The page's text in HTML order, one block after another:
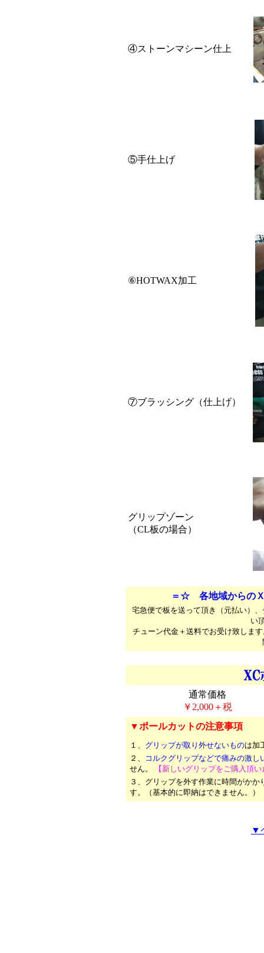
④ストーンマシーン仕上
⑤手仕上げ
⑥HOTWAX加工
⑦ブラッシング（仕上げ）
グリップゾーン
（CL板の場合）
＝☆ 各地域からの
宅急便で板を送って頂き（元払い）
い
チューン代金＋送料でお受け致しま
通常価格
￥2,000＋税
▼ポールカットの注意事項
１、 グリップが取り外せないものは加
２、
コルクグリップなどで痛みの激し
せん。
【新しいグリップをご購入頂
３、グリップを外す作業に時間がかか
す。（基本的に即納はできません。）
▼